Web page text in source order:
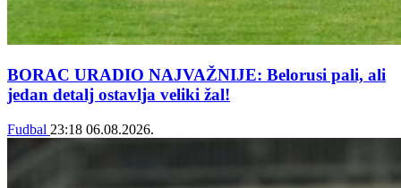
BORAC URADIO NAJVAŽNIJE: Belorusi pali, ali
jedan detalj ostavlja veliki žal!
Fudbal 23:18 06.08.2026.